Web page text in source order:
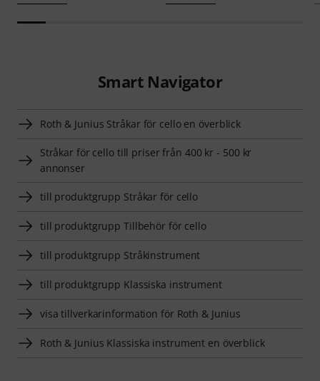
Smart Navigator
Roth & Junius Stråkar för cello en överblick
Stråkar för cello till priser från 400 kr - 500 kr
annonser
till produktgrupp Stråkar för cello
till produktgrupp Tillbehör för cello
till produktgrupp Stråkinstrument
till produktgrupp Klassiska instrument
visa tillverkarinformation för Roth & Junius
Roth & Junius Klassiska instrument en överblick